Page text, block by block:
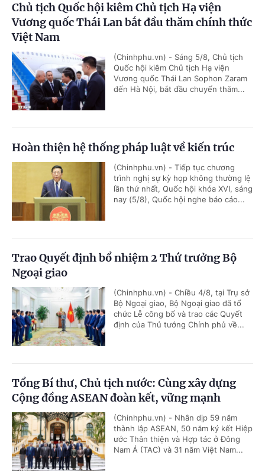
Chủ tịch Quốc hội kiêm Chủ tịch Hạ viện
Vương quốc Thái Lan bắt đầu thăm chính thức
Việt Nam
(Chinhphu.vn) - Sáng 5/8, Chủ tịch
Quốc hội kiêm Chủ tịch Hạ viện
Vương quốc Thái Lan Sophon Zaram
đến Hà Nội, bắt đầu chuyến thăm...
Hoàn thiện hệ thống pháp luật về kiến trúc
(Chinhphu.vn) - Tiếp tục chương
trình nghị sự kỳ họp không thường lệ
lần thứ nhất, Quốc hội khóa XVI, sáng
nay (5/8), Quốc hội nghe báo cáo...
Trao Quyết định bổ nhiệm 2 Thứ trưởng Bộ
Ngoại giao
(Chinhphu.vn) - Chiều 4/8, tại Trụ sở
Bộ Ngoại giao, Bộ Ngoại giao đã tổ
chức Lễ công bố và trao các Quyết
định của Thủ tướng Chính phủ về...
Tổng Bí thư, Chủ tịch nước: Cùng xây dựng
Cộng đồng ASEAN đoàn kết, vững mạnh
(Chinhphu.vn) - Nhân dịp 59 năm
thành lập ASEAN, 50 năm ký kết Hiệp
ước Thân thiện và Hợp tác ở Đông
Nam Á (TAC) và 31 năm Việt Nam...